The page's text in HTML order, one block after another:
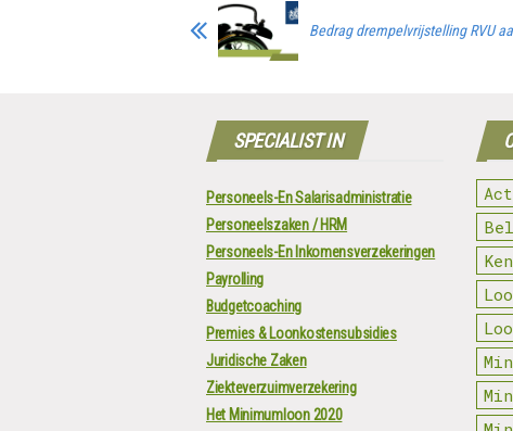
Bedrag drempelvrijstelling RVU
SPECIALIST IN
Personeels-En Salarisadministratie
Personeelszaken / HRM
Personeels-En Inkomensverzekeringen
Payrolling
Budgetcoaching
Premies & Loonkostensubsidies
Juridische Zaken
Ziekteverzuimverzekering
Het Minimumloon 2020